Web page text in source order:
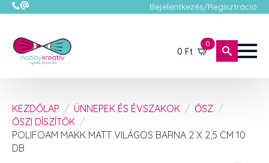
Bejelentkezés/Regisztráció
0 Ft
0
KEZDŐLAP ÜNNEPEK ÉS ÉVSZAKOK
ŐSZ
ŐSZI DÍSZÍTŐK
POLIFOAM MAKK MATT VILÁGOS BARNA 2 X 2,5 CM 10
DB